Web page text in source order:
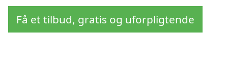
Få et tilbud, gratis og uforpligtende